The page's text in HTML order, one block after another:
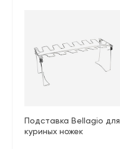
Подставка Bellagio для
куриных ножек